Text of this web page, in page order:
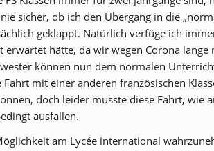
sicher, ob ich den Übergang in die
geklappt. Natürlich verfüge ich
erwartet hätte, da wir wegen Corona
können nun dem normalen
mit einer anderen französischen
doch leider musste diese Fahrt, wie
ausfallen.
am Lycée international